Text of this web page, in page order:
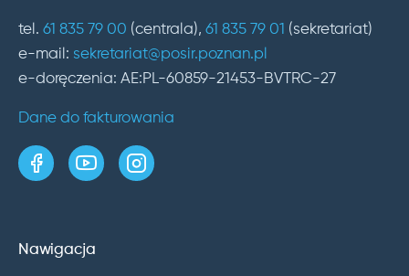
tel. 61 835 79 00 (centrala), 61 835 79 01 (sekretariat)
e-mail: sekretariat@posir.poznan.pl
e-doręczenia: AE:PL-60859-21453-BVTRC-27
Dane do fakturowania
strona w serwisie Facebook
kanał w serwisie YouTube
profil w serwisie Instagram
Nawigacja